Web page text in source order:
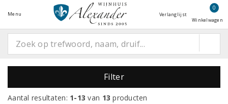
Menu Verlanglijst
0
Winkelwagen
Filter
Aantal resultaten: 1-13 van 13 producten